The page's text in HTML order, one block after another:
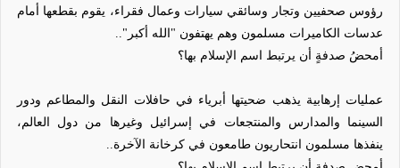
رؤوس صحفيين وتجار وسائقي سيارات وعمال فقراء، يقوم بقطعها أمام
عدسات الكاميرات مسلمون وهم يهتفون "الله أكبر"..
أمحضُ صدفةٍ أن يرتبط اسم الإسلام بها؟
عمليات إرهابية يذهب ضحيتها أبرياء في حافلات النقل والمطاعم ودور
السينما والمدارس والمنتجعات في إسرائيل وغيرها من دول العالم،
ينفذها مسلمون انتحاريون طامعون في كرخانة الآخرة..